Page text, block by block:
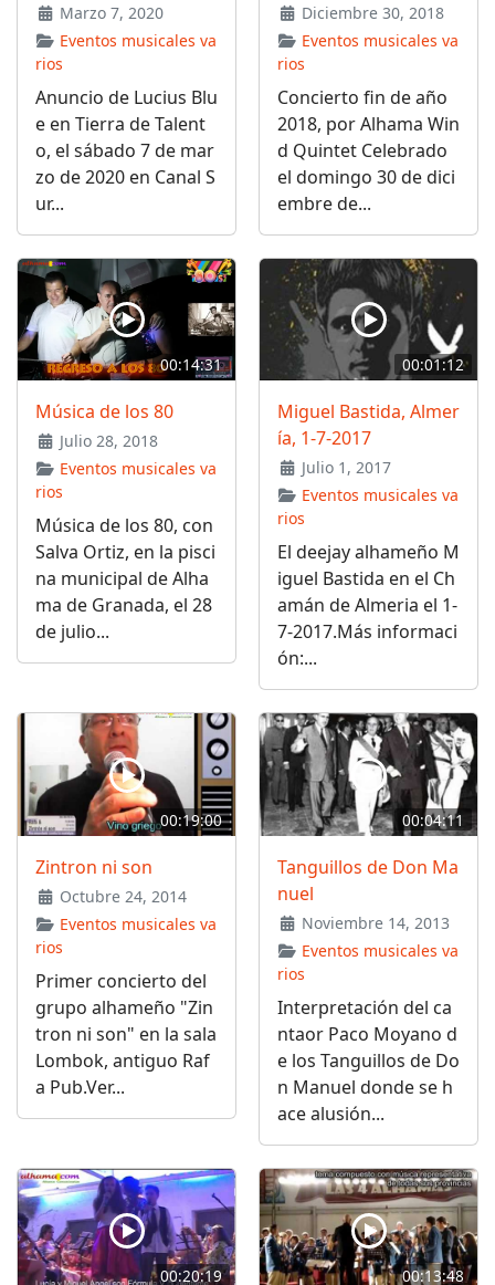
Marzo 7, 2020
Eventos musicales va
rios
Anuncio de Lucius Blu
e en Tierra de Talent
o, el sábado 7 de mar
zo de 2020 en Canal S
ur...
Diciembre 30, 2018
Eventos musicales va
rios
Concierto fin de año
2018, por Alhama Win
d Quintet Celebrado
el domingo 30 de dici
embre de...
00:14:31
Música de los 80
Julio 28, 2018
Eventos musicales va
rios
Música de los 80, con
Salva Ortiz, en la pisci
na municipal de Alha
ma de Granada, el 28
de julio...
00:01:12
Miguel Bastida, Almer
ía, 1-7-2017
Julio 1, 2017
Eventos musicales va
rios
El deejay alhameño M
iguel Bastida en el Ch
amán de Almeria el 1-
7-2017.Más informaci
ón:...
00:19:00
Zintron ni son
Octubre 24, 2014
Eventos musicales va
rios
Primer concierto del
grupo alhameño "Zin
tron ni son" en la sala
Lombok, antiguo Raf
a Pub.Ver...
00:04:11
Tanguillos de Don Ma
nuel
Noviembre 14, 2013
Eventos musicales va
rios
Interpretación del ca
ntaor Paco Moyano d
e los Tanguillos de Do
n Manuel donde se h
ace alusión...
00:20:19 00:13:48